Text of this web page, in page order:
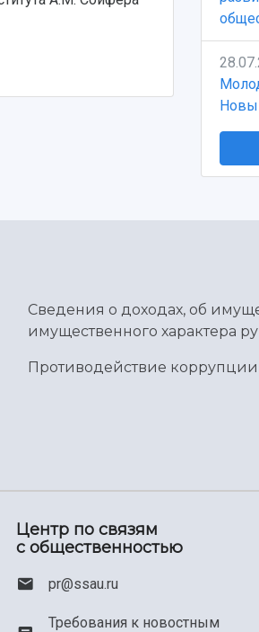
Сведения о доходах, об
имущественного характера
Противодействие коррупции
Центр по связям
с общественностью
pr@ssau.ru
Требования к новостным